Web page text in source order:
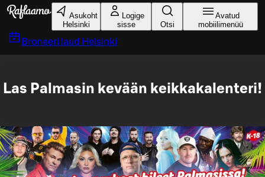
Liigu peamise sisu juurde
Asukoht
Helsinki
Logige
sisse
Otsi
Avatud
mobiilimenüü
Broneeri laud Helsinki
Las Palmasin kevään keikkakalenteri!